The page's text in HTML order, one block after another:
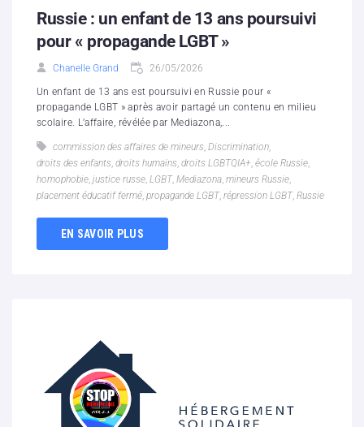
Russie : un enfant de 13 ans poursuivi
pour « propagande LGBT »
Chanelle Grand 26/05/2026
Un enfant de 13 ans est poursuivi en Russie pour «
propagande LGBT » après avoir partagé un contenu en milieu
scolaire. L’affaire, révélée par Mediazona,...
commission des affaires de mineurs, Discrimination,
droits des enfants, droits humains, droits LGBTQIA+, école Russie,
homophobie, justice russe, LGBT, Mediazona, mineurs Russie,
placement éducatif fermé, propagande LGBT, répression LGBT, Russie
EN SAVOIR PLUS